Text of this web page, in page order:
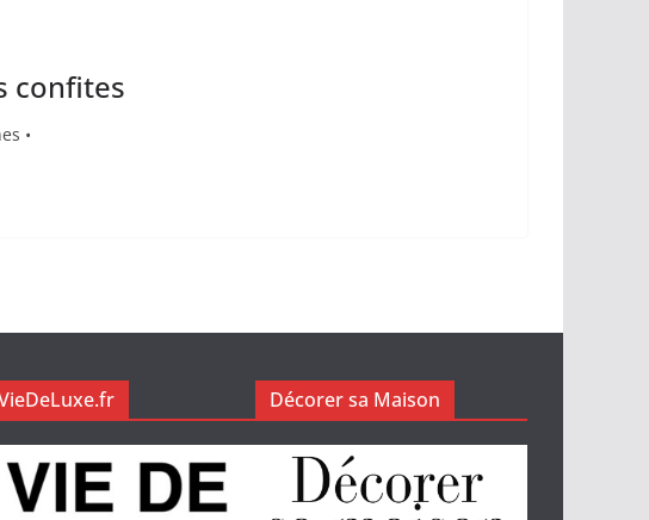
confites
•
Décorer sa Maison